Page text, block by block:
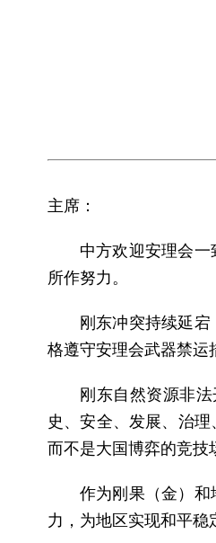
主席：
中方欢迎安理会
所作努力。
刚东冲突持续延
格遵守安理会武器禁运
刚东自然资源非
史、安全、发展、治
而不是大国博弈的竞技
作为刚果（金）
力，为地区实现和平稳